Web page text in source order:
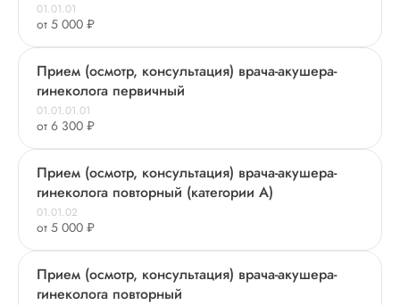
01.01.01
от 5 000 ₽
Прием (осмотр, консультация) врача-акушера-
гинеколога первичный
01.01.01.01
от 6 300 ₽
Прием (осмотр, консультация) врача-акушера-
гинеколога повторный (категории А)
01.01.02
от 5 000 ₽
Прием (осмотр, консультация) врача-акушера-
гинеколога повторный